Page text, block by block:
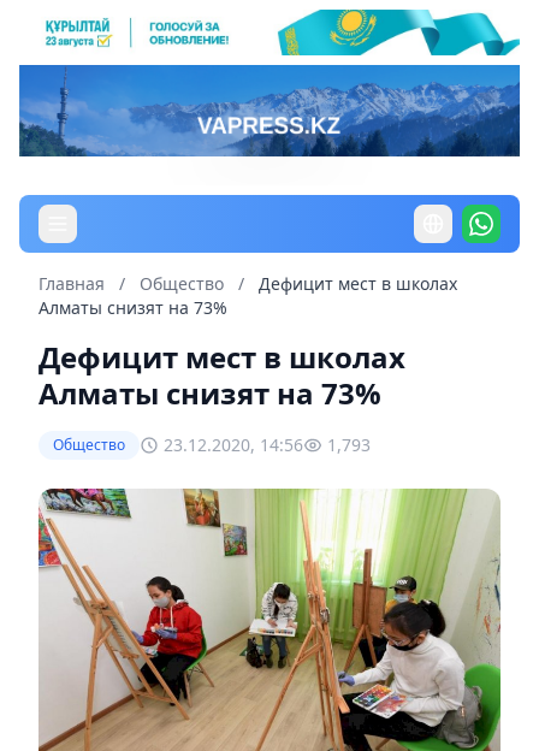
Главная / Общество /
Дефицит мест в школах
Алматы снизят на 73%
Дефицит мест в школах
Алматы снизят на 73%
Общество 23.12.2020, 14:56 1,793